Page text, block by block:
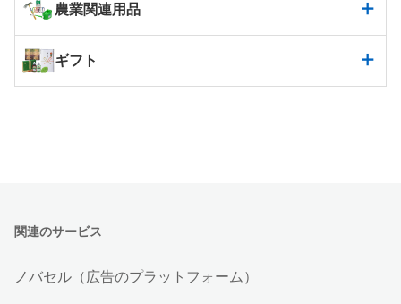
農業関連用品
ギフト
関連のサービス
ノバセル（広告のプラットフォーム）